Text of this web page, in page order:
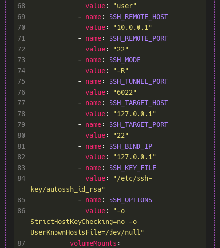
68
value:
"user"
69
            -
name: SSH_REMOTE_HOST
70
value:
"10.0.0.1"
71
            -
name: SSH_REMOTE_PORT
72
value:
"22"
73
            -
name: SSH_MODE
74
value:
"-R"
75
            -
name: SSH_TUNNEL_PORT
76
value:
"6022"
77
            -
name: SSH_TARGET_HOST
78
value:
"127.0.0.1"
79
            -
name: SSH_TARGET_PORT
80
value:
"22"
81
            -
name: SSH_BIND_IP
82
value:
"127.0.0.1"
83
            -
name: SSH_KEY_FILE
84
value:
"/etc/ssh-
key/autossh_id_rsa"
85
            -
name: SSH_OPTIONS
86
value:
"-o
StrictHostKeyChecking=no -o
UserKnownHostsFile=/dev/null"
87
volumeMounts